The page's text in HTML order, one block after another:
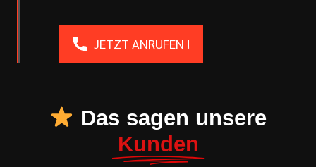
JETZT ANRUFEN !
Das sagen unsere
Kunden